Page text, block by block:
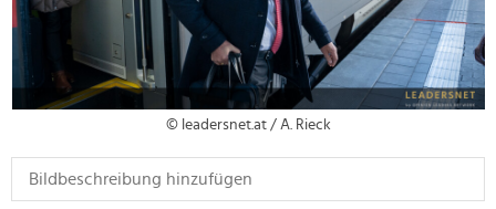
© leadersnet.at / A. Rieck